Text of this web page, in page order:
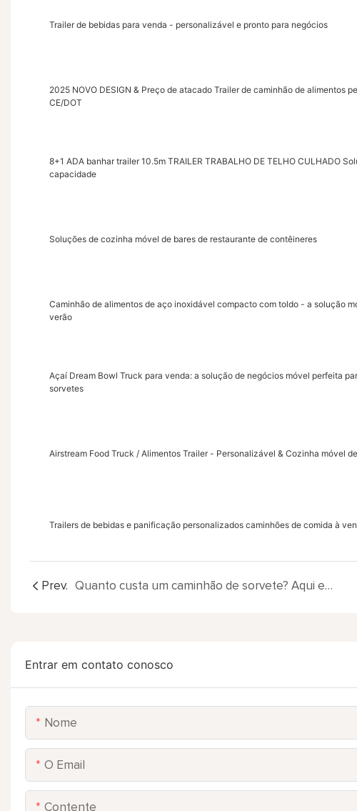
Trailer de bebidas para venda - personalizável e pronto para negócios
2025 NOVO DESIGN & Preço de atacado Trailer de caminhão de alimentos
CE/DOT
8+1 ADA banhar trailer 10.5m TRAILER TRABALHO DE TELHO CULHADO
capacidade
Soluções de cozinha móvel de bares de restaurante de contêineres
Caminhão de alimentos de aço inoxidável compacto com toldo - a solução
verão
Açaí Dream Bowl Truck para venda: a solução de negócios móvel perfeita
sorvetes
Airstream Food Truck / Alimentos Trailer - Personalizável & Cozinha móvel
Trailers de bebidas e panificação personalizados caminhões de comida à
Prev. Quanto custa um caminhão de sorvete? Aqui estão as soluções econômicas
Entrar em contato conosco
Nome
O Email
Contente